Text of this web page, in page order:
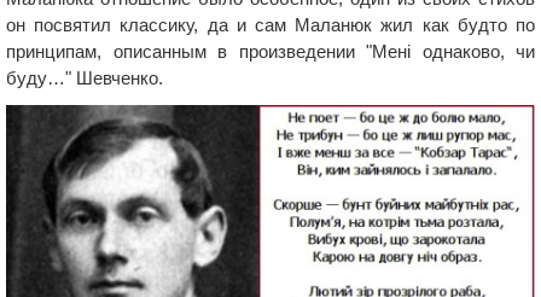
он посвятил классику, да и сам Маланюк жил как будто по
принципам, описанным в произведении "Мені однаково, чи
буду…" Шевченко.